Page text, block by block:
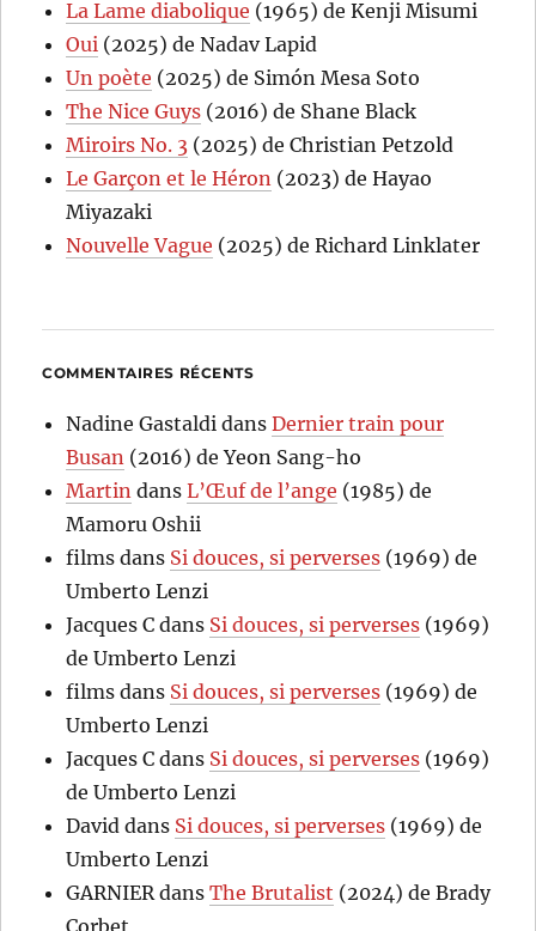
La Lame diabolique (1965) de Kenji Misumi
Oui (2025) de Nadav Lapid
Un poète (2025) de Simón Mesa Soto
The Nice Guys (2016) de Shane Black
Miroirs No. 3 (2025) de Christian Petzold
Le Garçon et le Héron (2023) de Hayao
Miyazaki
Nouvelle Vague (2025) de Richard Linklater
COMMENTAIRES RÉCENTS
Nadine Gastaldi dansDernier train pour
Busan (2016) de Yeon Sang-ho
Martin dansL’Œuf de l’ange (1985) de
Mamoru Oshii
films dans Si douces, si perverses (1969) de
Umberto Lenzi
Jacques C dans Si douces, si perverses (1969)
de Umberto Lenzi
films dans Si douces, si perverses (1969) de
Umberto Lenzi
Jacques C dans Si douces, si perverses (1969)
de Umberto Lenzi
David dans Si douces, si perverses (1969) de
Umberto Lenzi
GARNIERdansThe Brutalist (2024) de Brady
Corbet